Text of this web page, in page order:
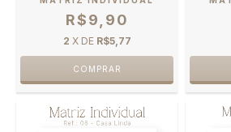
R$9,90
2 X DE R$5,77